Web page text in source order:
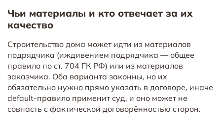
Чьи материалы и кто отвечает за их
качество
Строительство дома может идти из материалов
подрядчика (иждивением подрядчика — общее
правило по ст. 704 ГК РФ) или из материалов
заказчика. Оба варианта законны, но их
обязательно нужно прямо указать в договоре, иначе
default-правило применит суд, и оно может не
совпасть с фактической договорённостью сторон.